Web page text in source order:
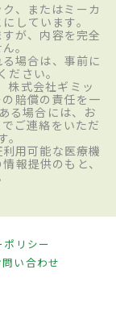
、またはミーカ
しています。
が、内容を完全
。
場合は、事前に
さい。
株式会社ギミッ
賠償の責任を一
る場合には、お
ご連絡をいただ
用可能な医療機
報提供のもと、
リシー
問い合わせ